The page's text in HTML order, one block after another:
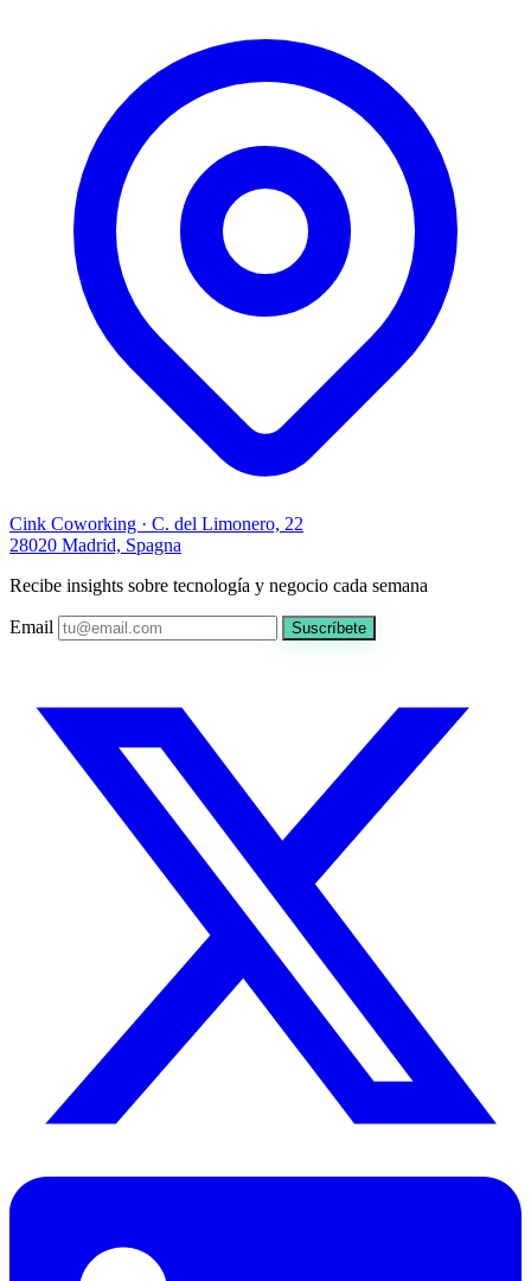
Cink Coworking · C. del Limonero, 22
28020 Madrid, Spagna
Recibe insights sobre tecnología y negocio cada semana
Email Suscríbete